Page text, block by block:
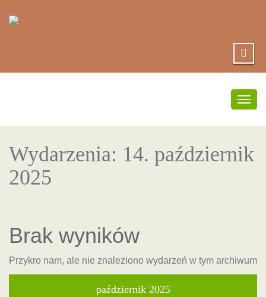
Wydarzenia: 14. październik
2025
Brak wyników
Przykro nam, ale nie znaleziono wydarzeń w tym archiwum
październik 2025